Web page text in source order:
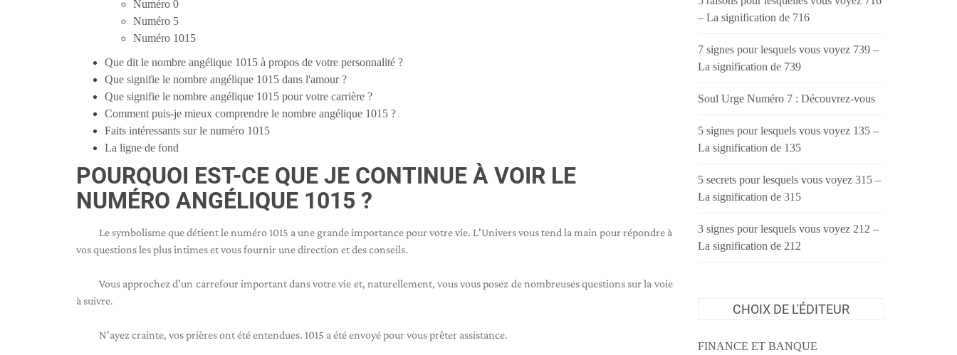
Numéro 0
Numéro 5
Numéro 1015
Que dit le nombre angélique 1015 à propos de votre personnalité ?
Que signifie le nombre angélique 1015 dans l'amour ?
Que signifie le nombre angélique 1015 pour votre carrière ?
Comment puis-je mieux comprendre le nombre angélique 1015 ?
Faits intéressants sur le numéro 1015
La ligne de fond
POURQUOI EST-CE QUE JE CONTINUE À VOIR LE
NUMÉRO ANGÉLIQUE 1015 ?
Le symbolisme que détient le numéro 1015 a une grande importance pour votre vie. L'Univers vous tend la main pour répondre à
vos questions les plus intimes et vous fournir une direction et des conseils.
Vous approchez d'un carrefour important dans votre vie et, naturellement, vous vous posez de nombreuses questions sur la voie
à suivre.
N'ayez crainte, vos prières ont été entendues. 1015 a été envoyé pour vous prêter assistance.
– La signification de 716
7 signes pour lesquels vous voyez 739 –
La signification de 739
Soul Urge Numéro 7 : Découvrez-vous
5 signes pour lesquels vous voyez 135 –
La signification de 135
5 secrets pour lesquels vous voyez 315 –
La signification de 315
3 signes pour lesquels vous voyez 212 –
La signification de 212
CHOIX DE L'ÉDITEUR
FINANCE ET BANQUE